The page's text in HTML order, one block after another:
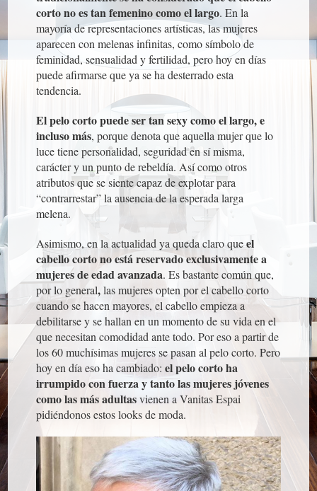
corto no es tan femenino como el largo. En la
mayoría de representaciones artísticas, las mujeres
aparecen con melenas infinitas, como símbolo de
feminidad, sensualidad y fertilidad, pero hoy en días
puede afirmarse que ya se ha desterrado esta
tendencia.
El pelo corto puede ser tan sexy como el largo, e
incluso más, porque denota que aquella mujer que lo
luce tiene personalidad, seguridad en sí misma,
carácter y un punto de rebeldía. Así como otros
atributos que se siente capaz de explotar para
“contrarrestar” la ausencia de la esperada larga
melena.
Asimismo, en la actualidad ya queda claro queel
cabello corto no está reservado exclusivamente a
mujeres de edadavanzada. Es bastante común que,
por lo general,las mujeres opten por el cabello corto
cuando se hacen mayores, el cabello empieza a
debilitarse y se hallan en un momento de su vida en el
que necesitan comodidad ante todo. Por eso a partir de
los 60 muchísimas mujeres se pasan al pelo corto. Pero
hoy en día eso ha cambiado:el pelo corto ha
irrumpido con fuerza y tanto las mujeres jóvenes
como las más adultasvienen a Vanitas Espai
pidiéndonos estos looks de moda.